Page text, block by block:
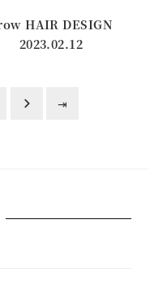
HAIR DESIGN
投稿日
2023.02.12
⇥